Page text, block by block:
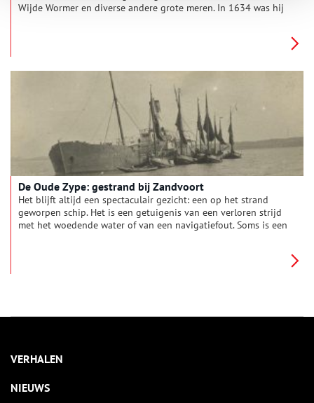
Wijde Wormer en diverse andere grote meren. In 1634 was hij
De Oude Zype: gestrand bij Zandvoort
Het blijft altijd een spectaculair gezicht: een op het strand
geworpen schip. Het is een getuigenis van een verloren strijd
met het woedende water of van een navigatiefout. Soms is een
VERHALEN
NIEUWS